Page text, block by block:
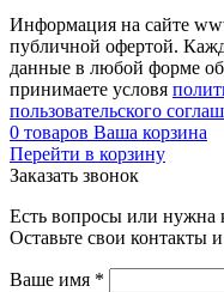
Информация на сайте
публичной офертой.
данные в любой форме
принимаете условя
пользовательского
0 товаров Ваша корзина
Перейти в корзину
Заказать звонок
Есть вопросы или нужна
Оставьте свои контакты
Ваше имя *